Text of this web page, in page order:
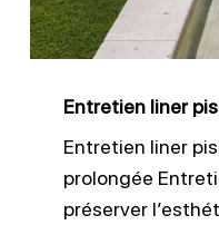
Entretien liner
Entretien liner
prolongée
préserver